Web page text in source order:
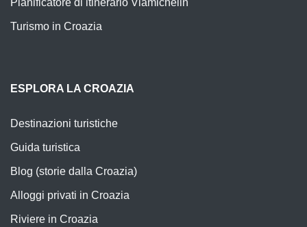
Pianificatore di itinerario Viamichelin
Turismo in Croazia
ESPLORA LA CROAZIA
Destinazioni turistiche
Guida turistica
Blog (storie dalla Croazia)
Alloggi privati in Croazia
Riviere in Croazia